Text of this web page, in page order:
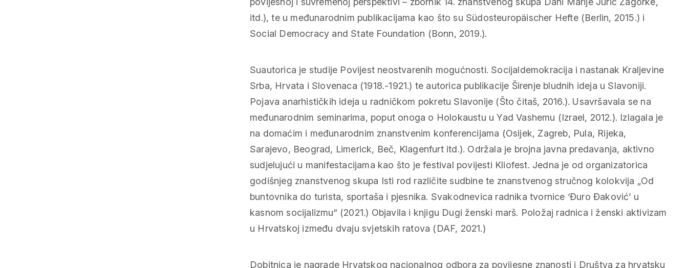
itd.), te u međunarodnim publikacijama kao što su Südosteuropäischer Hefte (Berlin, 2015.) i
Social Democracy and State Foundation (Bonn, 2019.).
Suautorica je studije Povijest neostvarenih mogućnosti. Socijaldemokracija i nastanak Kraljevine
Srba, Hrvata i Slovenaca (1918.-1921.) te autorica publikacije Širenje bludnih ideja u Slavoniji.
Pojava anarhističkih ideja u radničkom pokretu Slavonije (Što čitaš, 2016.). Usavršavala se na
međunarodnim seminarima, poput onoga o Holokaustu u Yad Vashemu (Izrael, 2012.). Izlagala je
na domaćim i međunarodnim znanstvenim konferencijama (Osijek, Zagreb, Pula, Rijeka,
Sarajevo, Beograd, Limerick, Beč, Klagenfurt itd.). Održala je brojna javna predavanja, aktivno
sudjelujući u manifestacijama kao što je festival povijesti Kliofest. Jedna je od organizatorica
godišnjeg znanstvenog skupa Isti rod različite sudbine te znanstvenog stručnog kolokvija „Od
buntovnika do turista, sportaša i pjesnika. Svakodnevica radnika tvornice ‘Đuro Đaković’ u
kasnom socijalizmu“ (2021.) Objavila i knjigu Dugi ženski marš. Položaj radnica i ženski aktivizam
u Hrvatskoj između dvaju svjetskih ratova (DAF, 2021.)
Dobitnica je nagrade Hrvatskog nacionalnog odbora za povijesne znanosti i Društva za hrvatsku